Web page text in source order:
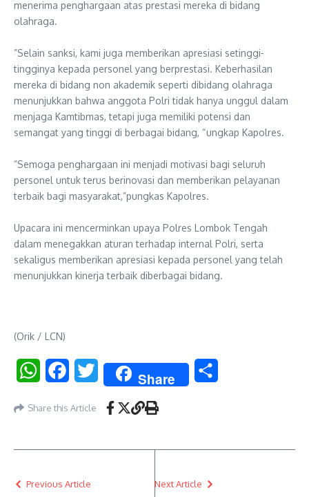
menerima penghargaan atas prestasi mereka di bidang
olahraga.
‎”Selain sanksi, kami juga memberikan apresiasi setinggi-
tingginya kepada personel yang berprestasi. Keberhasilan
mereka di bidang non akademik seperti dibidang olahraga
menunjukkan bahwa anggota Polri tidak hanya unggul dalam
menjaga Kamtibmas, tetapi juga memiliki potensi dan
semangat yang tinggi di berbagai bidang, “ungkap Kapolres.
‎”Semoga penghargaan ini menjadi motivasi bagi seluruh
personel untuk terus berinovasi dan memberikan pelayanan
terbaik bagi masyarakat,”pungkas Kapolres.
‎Upacara ini mencerminkan upaya Polres Lombok Tengah
dalam menegakkan aturan terhadap internal Polri, serta
sekaligus memberikan apresiasi kepada personel yang telah
menunjukkan kinerja terbaik diberbagai bidang.
(Orik / LCN)
WhatsAppFacebookTwitter Share
Share this Article
Previous Article Next Article